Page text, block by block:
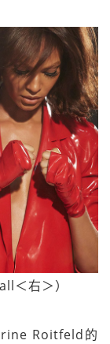
＜右＞）
Roitfeld的